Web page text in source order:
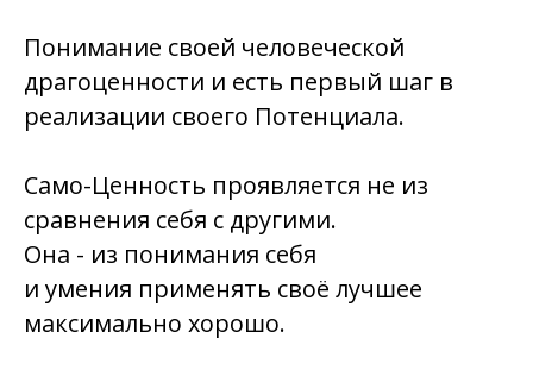
Понимание своей человеческой
драгоценности и есть первый шаг в
реализации своего Потенциала.
Само-Ценность проявляется не из
сравнения себя с другими.
Она - из понимания себя
и умения применять своё лучшее
максимально хорошо.